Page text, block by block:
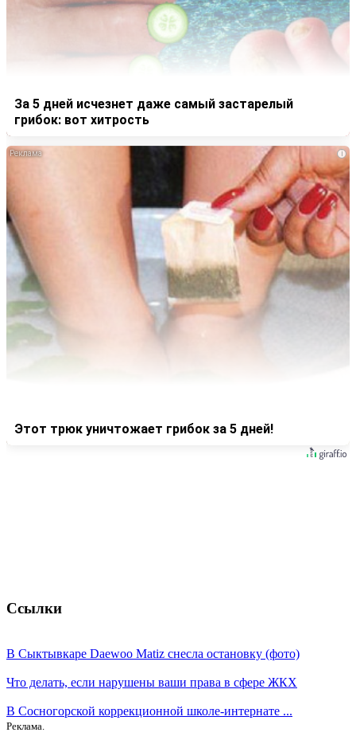
За 5 дней исчезнет даже самый застарелый
грибок: вот хитрость
i
Этот трюк уничтожает грибок за 5 дней!
Ссылки
В Сыктывкаре Daewoo Matiz снесла остановку (фото)
Что делать, если нарушены ваши права в сфере ЖКХ
В Сосногорской коррекционной школе-интернате ...
Реклама.